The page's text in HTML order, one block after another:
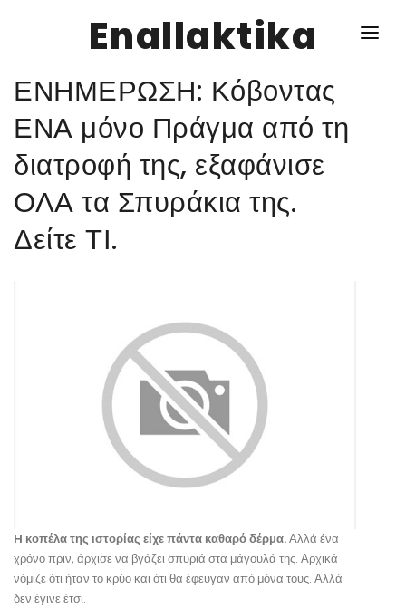
Enallaktika
NEWS
ΥΓΕΙΑ
ΣΥΝΤΑΓΕΣ
ΔΙΑΦΟΡΑ
ΕΝΗΜΕΡΩΣΗ: Κόβοντας
ΕΝΑ μόνο Πράγμα από τη
διατροφή της, εξαφάνισε
ΟΛΑ τα Σπυράκια της.
Δείτε ΤΙ.
H κοπέλα της ιστορίας είχε πάντα καθαρό δέρμα.Αλλά ένα
χρόνο πριν, άρχισε να βγάζει σπυριά στα μάγουλά της. Αρχικά
νόμιζε ότι ήταν το κρύο και ότι θα έφευγαν από μόνα τους. Αλλά
δεν έγινε έτσι.